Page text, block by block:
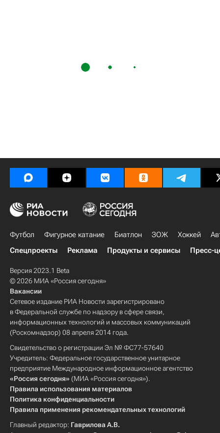
Футбол Фигурное катание Биатлон ЗОЖ Хоккей
Спецпроекты
Реклама Продукты и сервисы Пресс-
Версия 2023.1 Beta
© 2026 МИА «Россия сегодня»
Вакансии
Сетевое издание РИА Новости зарегистрировано
в Федеральной службе по надзору в сфере связи,
информационных технологий и массовых коммуникаций
(Роскомнадзор) 08 апреля 2014 года.
Свидетельство о регистрации Эл № ФС77-57640
Учредитель: Федеральное государственное унитарное
предприятие Международное информационное агентство
«Россия сегодня» (МИА «Россия сегодня»).
Правила использования материалов
Политика конфиденциальности
Правила применения рекомендательных технологий
Главный редактор: Гаврилова А.В.